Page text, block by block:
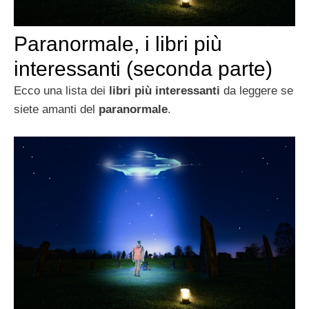
Paranormale, i libri più
interessanti (seconda parte)
Ecco una lista dei libri più interessanti da leggere se
siete amanti del paranormale.